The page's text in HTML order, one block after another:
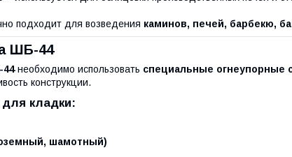
подходит для возведения каминов, печей, барбекю,
ШБ-44
необходимо использовать специальные огнеупорные
конструкции.
кладки:
шамотный)